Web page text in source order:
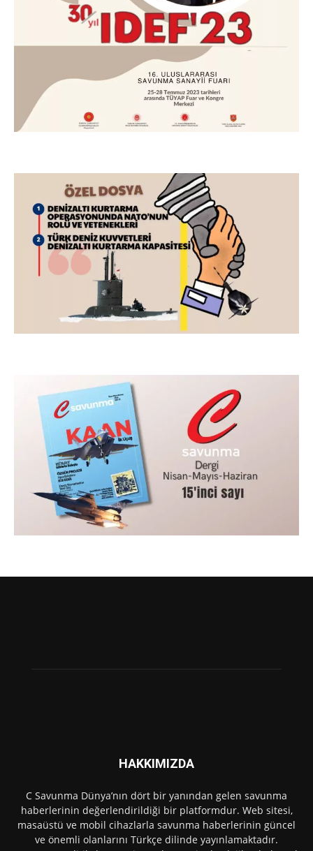
HAKKIMIZDA
C Savunma Dünya’nın dört bir yanından gelen savunma
haberlerinin değerlendirildiği bir platformdur. Web sitesi,
masaüstü ve mobil cihazlarla savunma haberlerinin güncel
ve önemli olanlarını Türkçe dilinde yayınlamaktadır.